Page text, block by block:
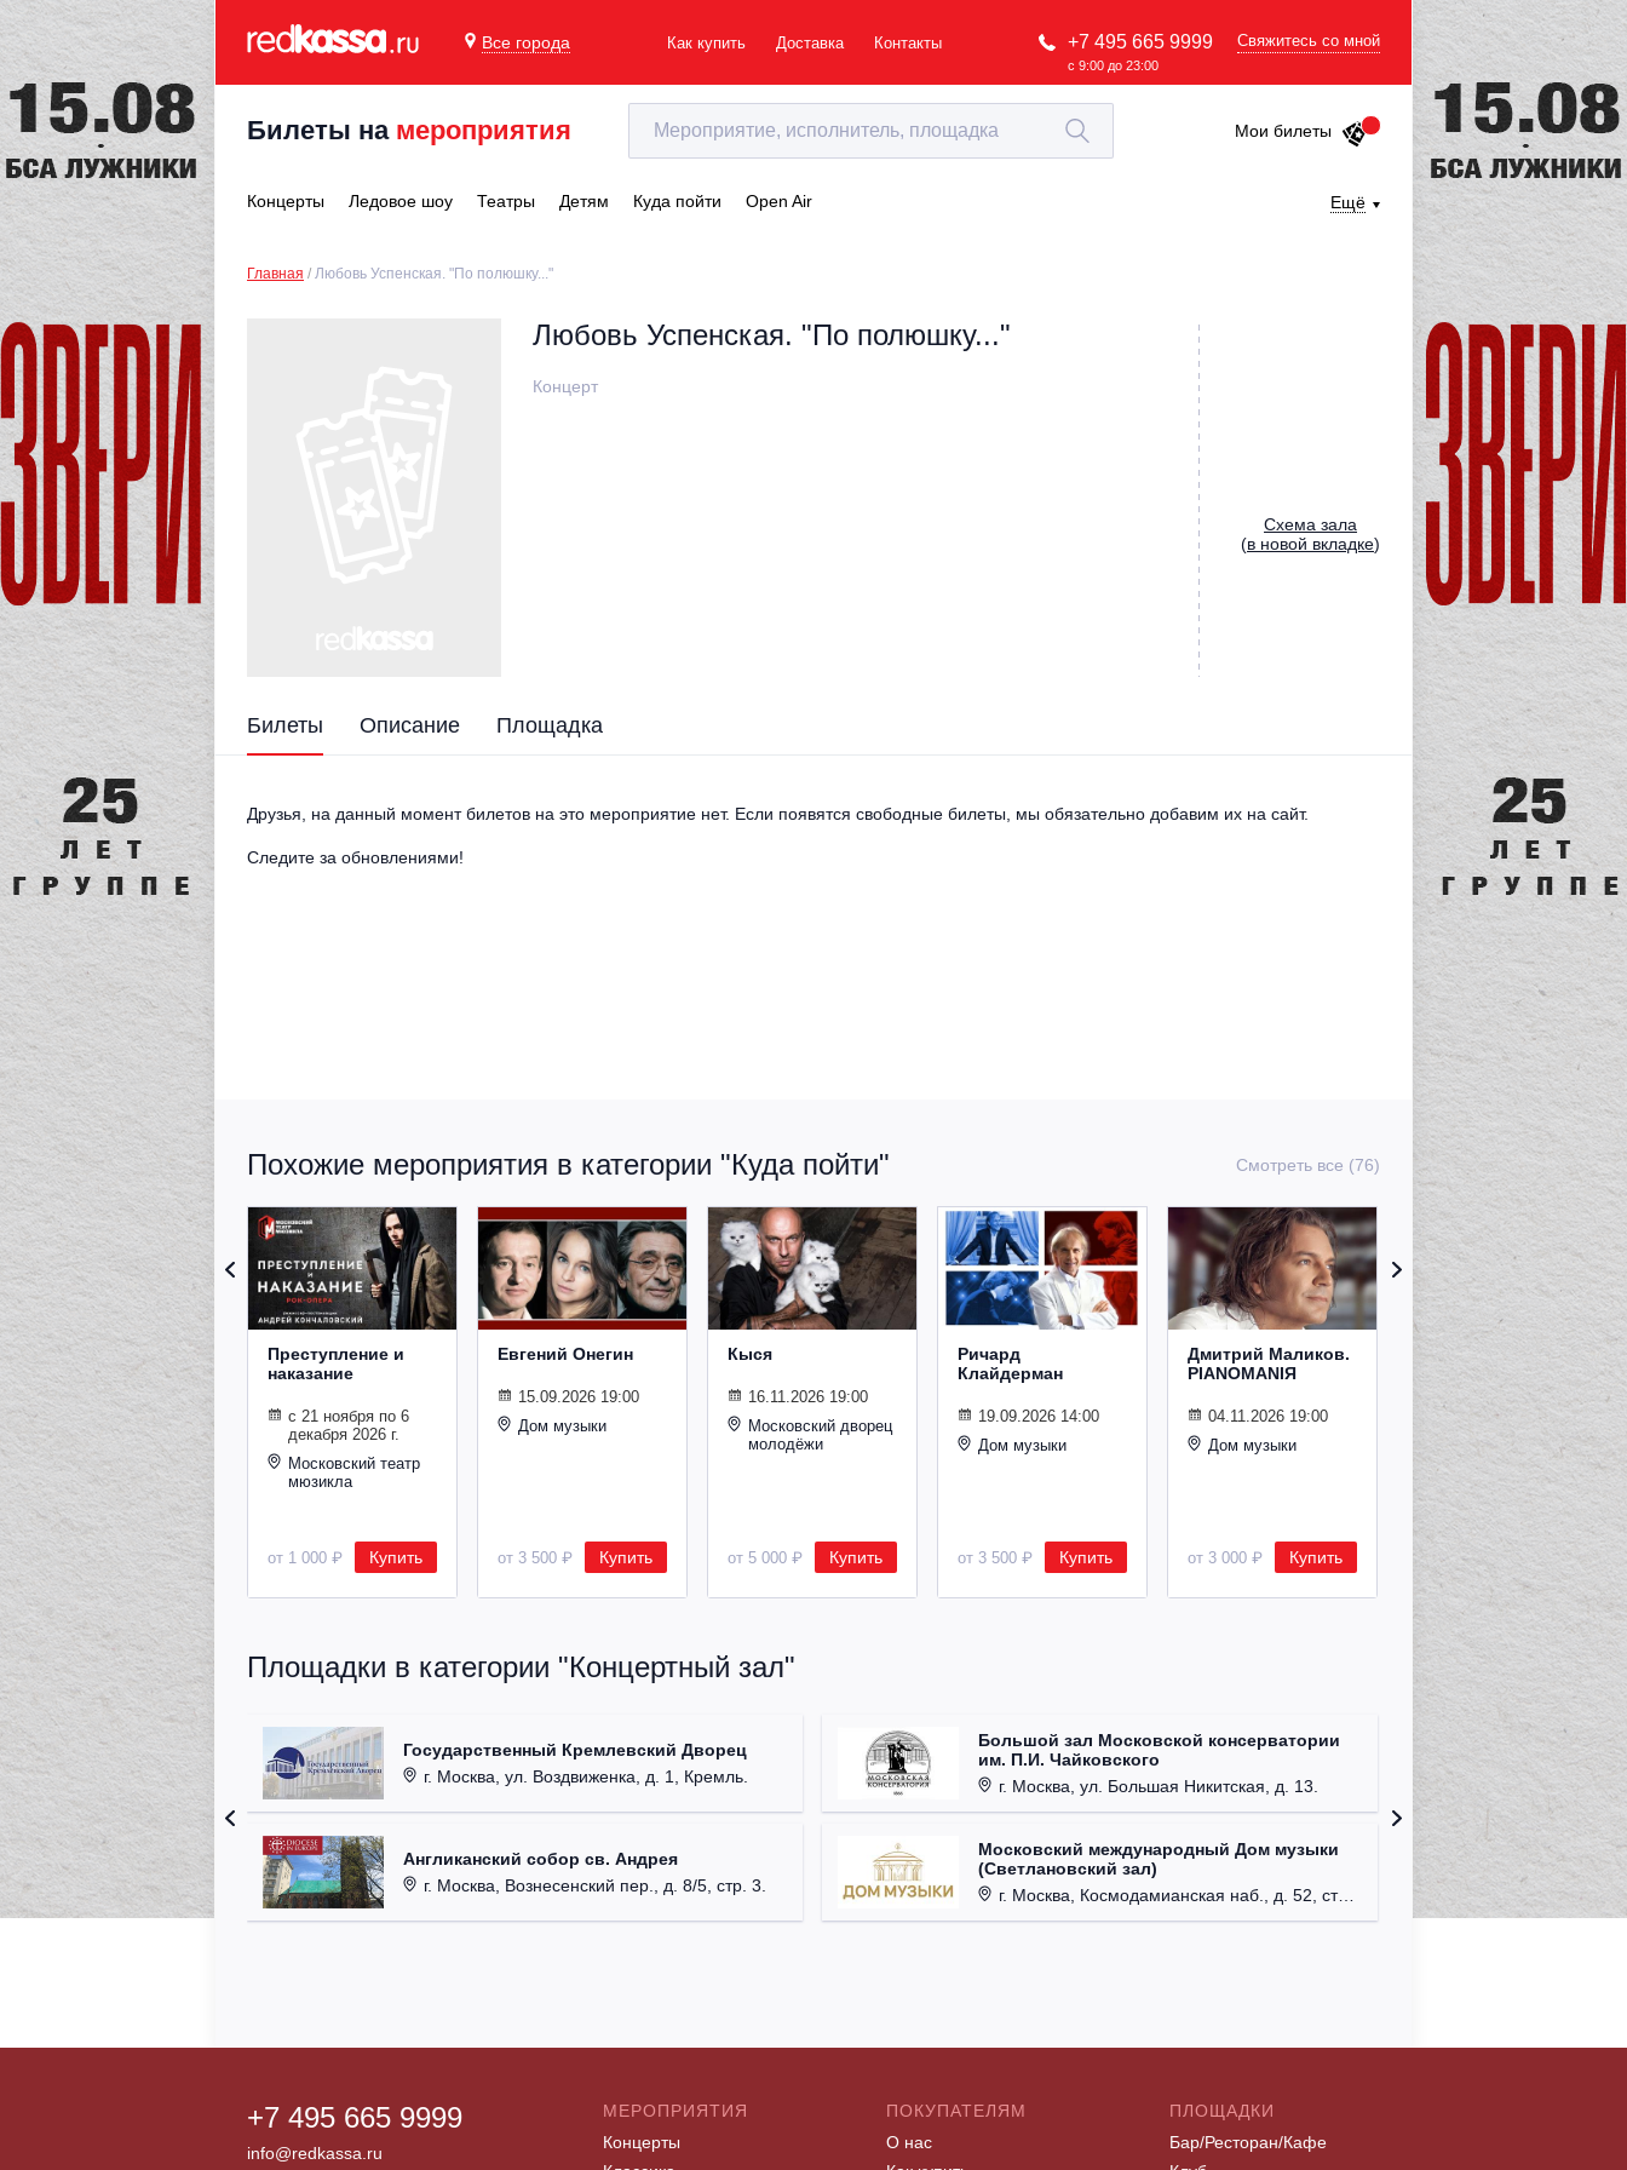
Все города Как купить Доставка Контакты +7 495 665 9999
с 9:00 до 23:00
Свяжитесь со мной
Билеты на мероприятия Мои билеты
Концерты Ледовое шоу Театры Детям Куда пойти Open Air Ещё
Главная Любовь Успенская. "По полюшку..."
Любовь Успенская. "По полюшку..."
Концерт
Cхема зала
(в новой вкладке)
Билеты Описание Площадка
Друзья, на данный момент билетов на это мероприятие нет. Если появятся свободные билеты, мы обязательно добавим их на сайт.
Следите за обновлениями!
Похожие мероприятия в категории "Куда пойти" Смотреть все (76)
Преступление и
наказание
с 21 ноября по 6
декабря 2026 г.
Московский театр
мюзикла
от 1 000 ₽ Купить
Евгений Онегин
15.09.2026 19:00
Дом музыки
от 3 500 ₽ Купить
Кыся
16.11.2026 19:00
Московский дворец
молодёжи
от 5 000 ₽ Купить
Ричард
Клайдерман
19.09.2026 14:00
Дом музыки
от 3 500 ₽ Купить
Дмитрий Маликов.
PIANOMANIЯ
04.11.2026 19:00
Дом музыки
от 3 000 ₽ Купить
Рождественский
концерт
Владимира
Спивакова
24.12.2026 19:00
Дом музыки
от 8 500 ₽ Купить
Площадки в категории "Концертный зал"
Государственный Кремлевский Дворец
г. Москва, ул. Воздвиженка, д. 1, Кремль.
Англиканский собор св. Андрея
г. Москва, Вознесенский пер., д. 8/5, стр. 3.
Большой зал Московской консерватории
им. П.И. Чайковского
г. Москва, ул. Большая Никитская, д. 13.
Московский международный Дом музыки
(Светлановский зал)
г. Москва, Космодамианская наб., д. 52, стр. 8.
г.
Клуб
г.
+7 495 665 9999
info@redkassa.ru
МЕРОПРИЯТИЯ
Концерты
ПОКУПАТЕЛЯМ
О нас
ПЛОЩАДКИ
Бар/Ресторан/Кафе